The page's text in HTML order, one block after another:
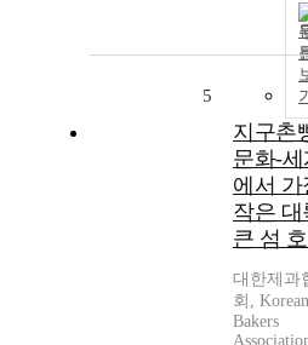
5
지구촌
문화-세
에서 가
작은 대
큰 섬
대한제과
회, Korean
Bakers